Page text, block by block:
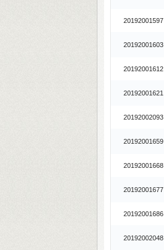
20192001597
20192001603
20192001612
20192001621
20192002093
20192001659
20192001668
20192001677
20192001686
20192002048